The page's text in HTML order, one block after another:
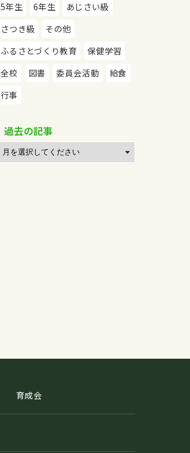
5年生
6年生
あじさい級
さつき級
その他
ふるさとづくり教育
保健学習
全校
図書 委員会活動
給食
行事
過去の記事
育成会